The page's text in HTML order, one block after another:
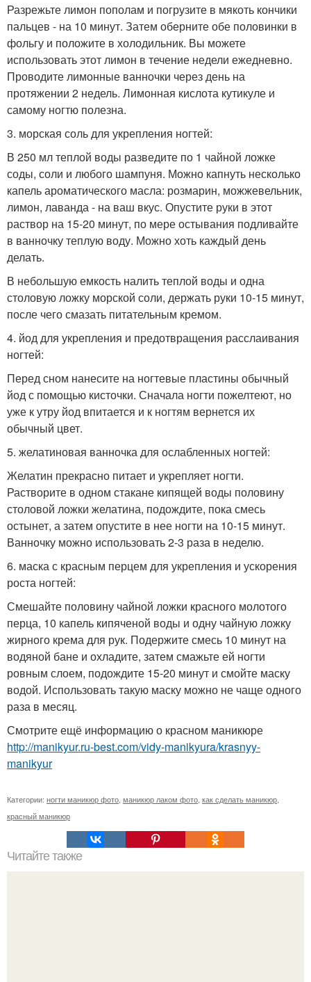
Разрежьте лимон пополам и погрузите в мякоть кончики
пальцев - на 10 минут. Затем оберните обе половинки в
фольгу и положите в холодильник. Вы можете
использовать этот лимон в течение недели ежедневно.
Проводите лимонные ванночки через день на
протяжении 2 недель. Лимонная кислота кутикуле и
самому ногтю полезна.
3. морская соль для укрепления ногтей:
В 250 мл теплой воды разведите по 1 чайной ложке
соды, соли и любого шампуня. Можно капнуть несколько
капель ароматического масла: розмарин, можжевельник,
лимон, лаванда - на ваш вкус. Опустите руки в этот
раствор на 15-20 минут, по мере остывания подливайте
в ванночку теплую воду. Можно хоть каждый день
делать.
В небольшую емкость налить теплой воды и одна
столовую ложку морской соли, держать руки 10-15 минут,
после чего смазать питательным кремом.
4. йод для укрепления и предотвращения расслаивания
ногтей:
Перед сном нанесите на ногтевые пластины обычный
йод с помощью кисточки. Сначала ногти пожелтеют, но
уже к утру йод впитается и к ногтям вернется их
обычный цвет.
5. желатиновая ванночка для ослабленных ногтей:
Желатин прекрасно питает и укрепляет ногти.
Растворите в одном стакане кипящей воды половину
столовой ложки желатина, подождите, пока смесь
остынет, а затем опустите в нее ногти на 10-15 минут.
Ванночку можно использовать 2-3 раза в неделю.
6. маска с красным перцем для укрепления и ускорения
роста ногтей:
Смешайте половину чайной ложки красного молотого
перца, 10 капель кипяченой воды и одну чайную ложку
жирного крема для рук. Подержите смесь 10 минут на
водяной бане и охладите, затем смажьте ей ногти
ровным слоем, подождите 15-20 минут и смойте маску
водой. Использовать такую маску можно не чаще одного
раза в месяц.
Смотрите ещё информацию о красном маникюре
http://manikyur.ru-best.com/vidy-manikyura/krasnyy-
manikyur
Категории: ногти маникюр фото маникюр лаком фото как сделать маникюр
красный маникюр
Читайте также